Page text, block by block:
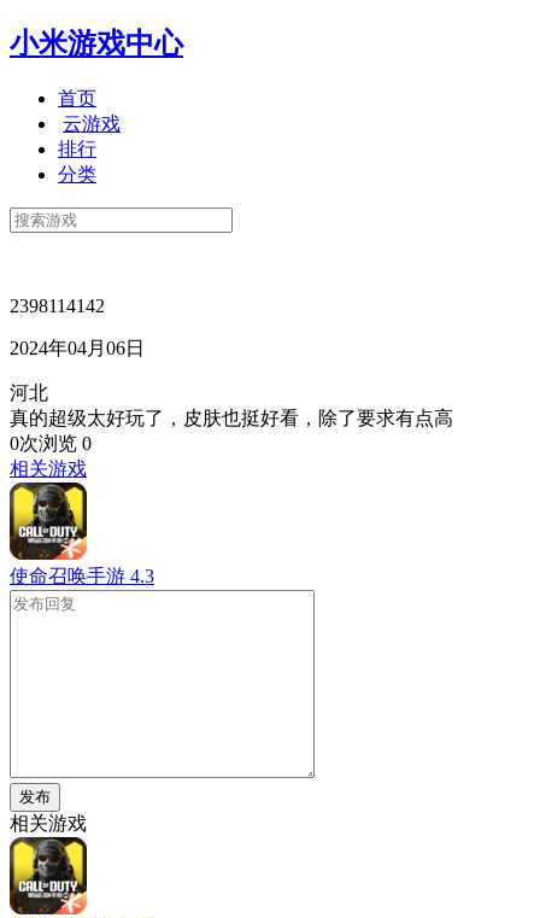
小米游戏中心
首页
云游戏
排行
分类
2398114142
2024年04月06日
河北
真的超级太好玩了，皮肤也挺好看，除了要求有点高
0次浏览 0
相关游戏
使命召唤手游 4.3
发布
相关游戏